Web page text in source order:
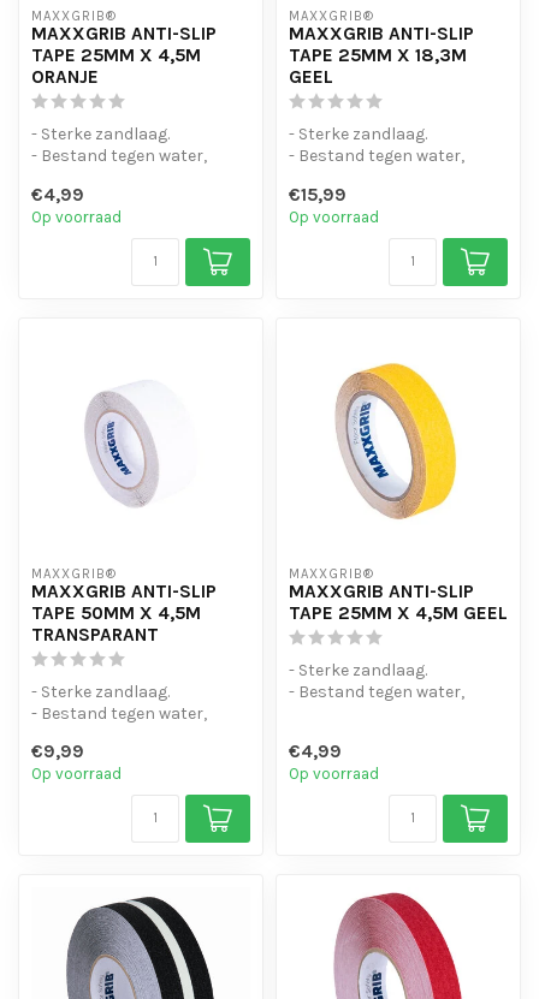
MAXXGRIB®
MAXXGRIB ANTI-SLIP
TAPE 25MM X 4,5M
ORANJE
- Sterke zandlaag.
- Bestand tegen water,
- Is eenvo...
€4,99
Op voorraad
MAXXGRIB®
MAXXGRIB ANTI-SLIP
TAPE 25MM X 18,3M
GEEL
- Sterke zandlaag.
- Bestand tegen water,
- Is eenvo...
€15,99
Op voorraad
MAXXGRIB®
MAXXGRIB ANTI-SLIP
TAPE 50MM X 4,5M
TRANSPARANT
- Sterke zandlaag.
- Bestand tegen water,
- Is eenvo...
€9,99
Op voorraad
MAXXGRIB®
MAXXGRIB ANTI-SLIP
TAPE 25MM X 4,5M GEEL
- Sterke zandlaag.
- Bestand tegen water,
€4,99
Op voorraad